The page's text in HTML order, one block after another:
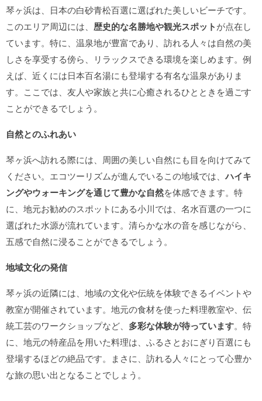
琴ヶ浜は、日本の白砂青松百選に選ばれた美しいビーチです。
このエリア周辺には、 歴史的な名勝地や観光スポットが点在し
ています。特に、温泉地が豊富であり、訪れる人々は自然の美
しさを享受する傍ら、リラックスできる環境を楽しめます。例
えば、近くには日本百名湯にも登場する有名な温泉がありま
す。ここでは、友人や家族と共に心癒されるひとときを過ごす
ことができるでしょう。
自然とのふれあい
琴ヶ浜へ訪れる際には、周囲の美しい自然にも目を向けてみて
ください。エコツーリズムが進んでいるこの地域では、ハイキ
ングやウォーキングを通じて豊かな自然を体感できます。特
に、地元お勧めのスポットにある小川では、名水百選の一つに
選ばれた水源が流れています。清らかな水の音を感じながら、
五感で自然に浸ることができるでしょう。
地域文化の発信
琴ヶ浜の近隣には、地域の文化や伝統を体験できるイベントや
教室が開催されています。地元の食材を使った料理教室や、伝
統工芸のワークショップなど、 多彩な体験が待っています。特
に、地元の特産品を用いた料理は、ふるさとおにぎり百選にも
登場するほどの絶品です。まさに、訪れる人々にとって心豊か
な旅の思い出となることでしょう。